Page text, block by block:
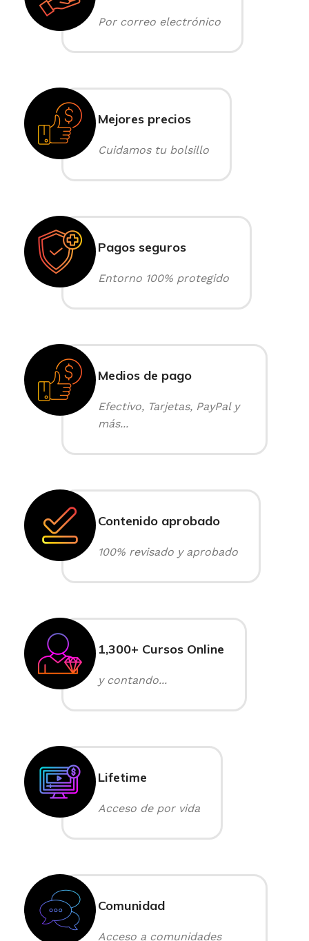
Por correo electrónico
Mejores precios
Cuidamos tu bolsillo
Pagos seguros
Entorno 100% protegido
Medios de pago
Efectivo, Tarjetas, PayPal y
más...
Contenido aprobado
100% revisado y aprobado
1,300+ Cursos Online
y contando...
Lifetime
Acceso de por vida
Comunidad
Acceso a comunidades